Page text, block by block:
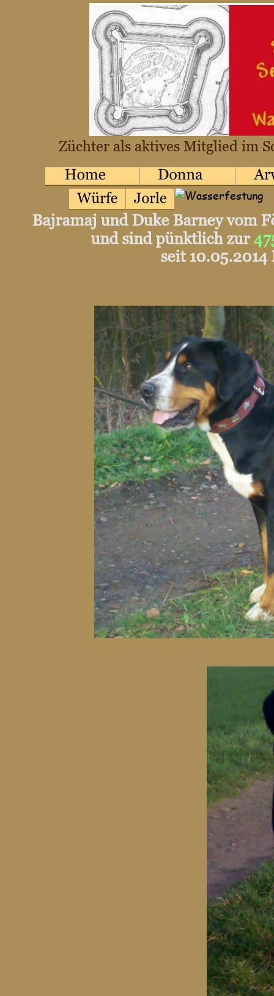
Züchter als aktives Mitglied im
Bajramaj und Duke Barney vom
und sind pünktlich zur
seit 10.05.2014